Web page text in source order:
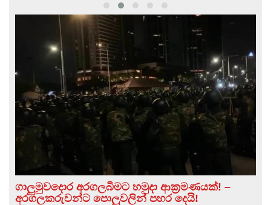
ගාලුමුවදොර අරගලබිමට හමුදා ආක්‍රමණයක්! –
අරගලකරුවන්ට පොලුවලින් පහර දෙයි!